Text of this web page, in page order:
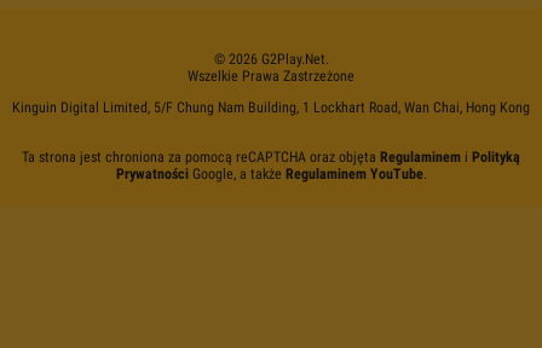
© 2026 G2Play.net.
Wszelkie Prawa Zastrzeżone
Kinguin Digital Limited, 5/F Chung Nam Building, 1 Lockhart Road, Wan Chai, Hong Kong
Ta strona jest chroniona za pomocą reCAPTCHA oraz objęta Regulaminem i Polityką
PrywatnościGoogle, a także Regulaminem YouTube.